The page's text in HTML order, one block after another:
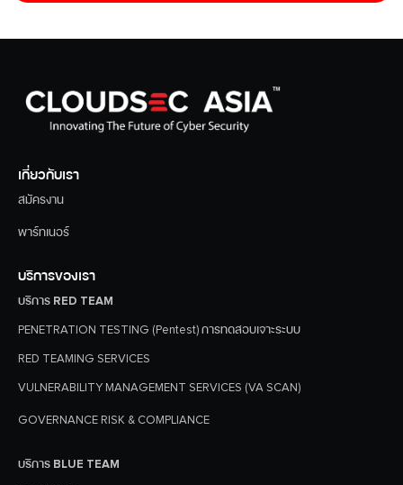
เกี่ยวกับเรา
สมัครงาน
พาร์ทเนอร์
บริการของเรา
บริการ RED TEAM
PENETRATION TESTING (Pentest) การทดสอบเจาะระบบ
RED TEAMING SERVICES
VULNERABILITY MANAGEMENT SERVICES (VA SCAN)
GOVERNANCE RISK & COMPLIANCE
บริการ BLUE TEAM